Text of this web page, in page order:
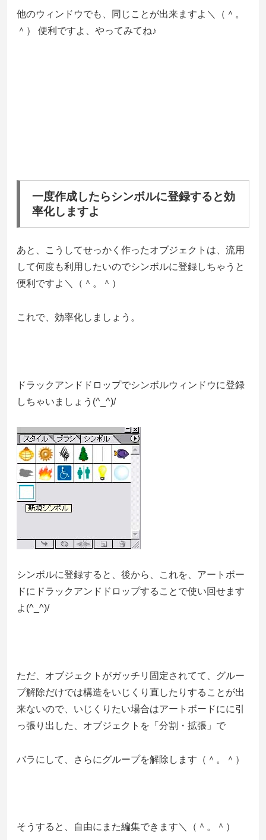
他のウィンドウでも、同じことが出来ますよ＼（＾。
＾） 便利ですよ、やってみてね♪
一度作成したらシンボルに登録すると効
率化しますよ
あと、こうしてせっかく作ったオブジェクトは、流用
して何度も利用したいのでシンボルに登録しちゃうと
便利ですよ＼（＾。＾）
これで、効率化しましょう。
ドラックアンドドロップでシンボルウィンドウに登録
しちゃいましょう(^_^)/
シンボルに登録すると、後から、これを、アートボー
ドにドラックアンドドロップすることで使い回せます
よ(^_^)/
ただ、オブジェクトがガッチリ固定されてて、グルー
プ解除だけでは構造をいじくり直したりすることが出
来ないので、いじくりたい場合はアートボードにに引
っ張り出した、オブジェクトを「分割・拡張」で
バラにして、さらにグループを解除します（＾。＾）
そうすると、自由にまた編集できます＼（＾。＾）